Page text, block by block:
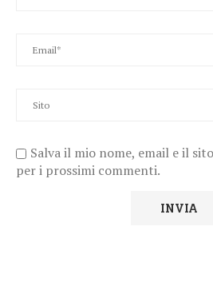
Salva il mio nome, email e il
per i prossimi commenti.